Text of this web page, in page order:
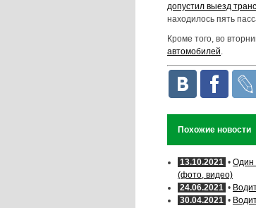
допустил выезд
находилось пять
Кроме того, во
автомобилей.
Похожие новости
13.10.2021 • Один
(фото, видео)
24.06.2021 •
30.04.2021 •